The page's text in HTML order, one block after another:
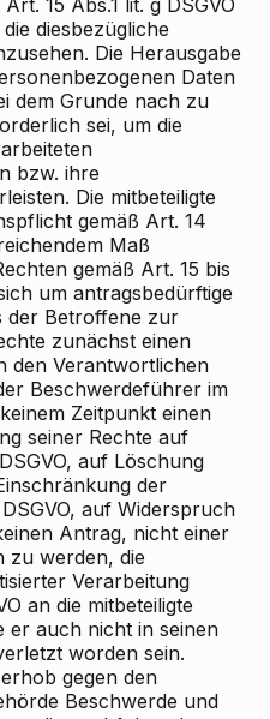
15 Abs.1 lit. g DSGVO
diesbezügliche
Die Herausgabe
Daten
dem Grunde nach zu
sei, um die
bzw. ihre
Die mitbeteiligte
gemäß Art. 14
Maß
gemäß Art. 15 bis
um antragsbedürftige
der Betroffene zur
zunächst einen
den Verantwortlichen
Beschwerdeführer im
Zeitpunkt einen
seiner Rechte auf
auf Löschung
der
auf Widerspruch
Antrag, nicht einer
zu werden, die
Verarbeitung
an die mitbeteiligte
er auch nicht in seinen
worden sein.
gegen den
Beschwerde und